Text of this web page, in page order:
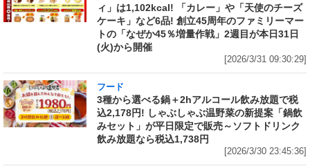
ィ」は1,102kcal! 「カレー」や「天使のチーズ
ケーキ」など6品! 創立45周年のファミリーマー
トの「なぜか45％増量作戦」2週目が本日31日
(火)から開催
[2026/3/31 09:30:29]
フード
3種から選べる鍋＋2hアルコール飲み放題で税
込2,178円! しゃぶしゃぶ温野菜の新提案「鍋飲
みセット」が平日限定で販売～ソフトドリンク
飲み放題なら税込1,738円
[2026/3/30 23:45:36]